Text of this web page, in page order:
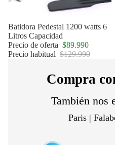
Oferta
Batidora Pedestal 1200 watts 6
Litros Capacidad
Precio de oferta $89.990
Precio habitual $129.990
Compra
También nos
Paris |